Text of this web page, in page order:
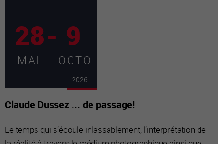
28- 9
MAI OCTO
2026
Claude Dussez ... de passage!
Le temps qui s’écoule inlassablement, l’interprétation de